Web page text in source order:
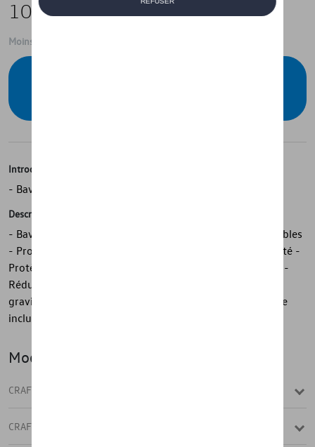
109,00 €
Moins de 5 pcs disponibles.
Introduction
- Bavettes avant Volkswagen d'origine
Description
- Bavettes avant Volkswagen d'origine - Durables - Durables
- Protègent contre les rayures - Protègent contre la saleté -
Protègent le soubassement, les bas de caisse et la porte -
Réduisent les éclaboussures - Minimisent l'impact des
gravillons - 1 jeu = 2 pièces, avant - Matériel de montage
inclus
Modèle(s)
CRAFTER CHÂSSIS
CRAFTER FOURGON